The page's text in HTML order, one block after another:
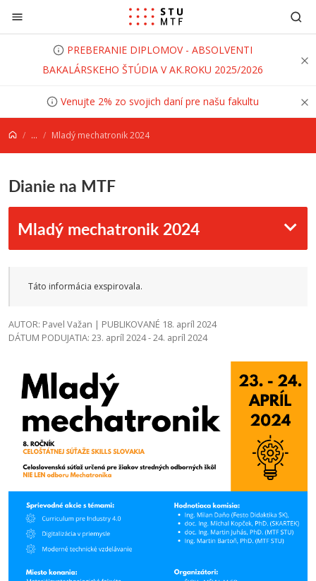
Prejsť na obsah
PREBERANIE DIPLOMOV - ABSOLVENTI
BAKALÁRSKEHO ŠTÚDIA V AK.ROKU 2025/2026
Venujte 2% zo svojich daní pre našu fakultu
... Mladý mechatronik 2024
Dianie na MTF
Mladý mechatronik 2024
Táto informácia exspirovala.
AUTOR: Pavel Važan | PUBLIKOVANÉ 18. apríl 2024
DÁTUM PODUJATIA: 23. apríl 2024 - 24. apríl 2024